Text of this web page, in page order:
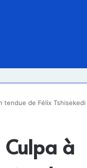
tendue de Félix Tshisekedi
à